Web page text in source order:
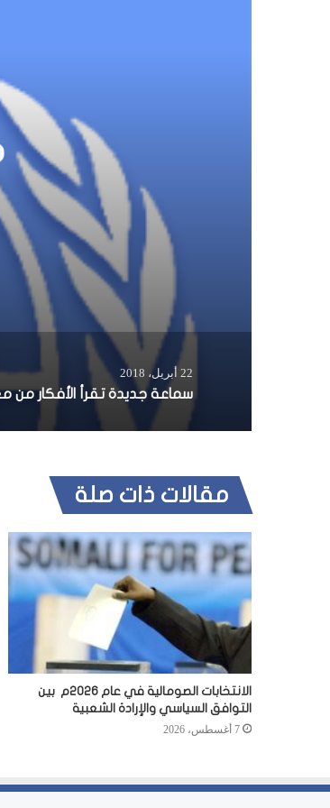
22 أبريل، 2018
مقالات ذات صلة
الانتخابات الصومالية في عام 2026م بين
التوافق السياسي والإرادة الشعبية
7 أغسطس، 2026